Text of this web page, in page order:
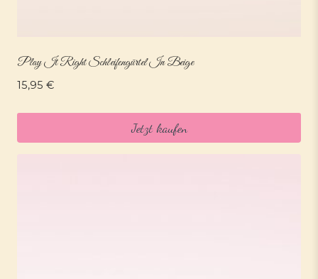
Play It Right Schleifengürtel In Beige
15,95 €
Jetzt kaufen